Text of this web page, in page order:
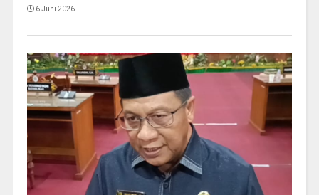
6 Juni 2026